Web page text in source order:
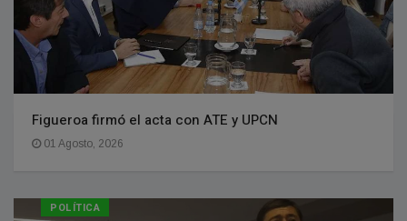
Figueroa firmó el acta con ATE y UPCN
01 Agosto, 2026
POLÍTICA